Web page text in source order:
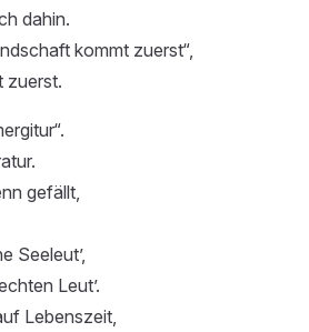
dahin.
kommt zuerst“,
zuerst.
gefällt,
Seeleut’,
Leut’.
Lebenszeit,